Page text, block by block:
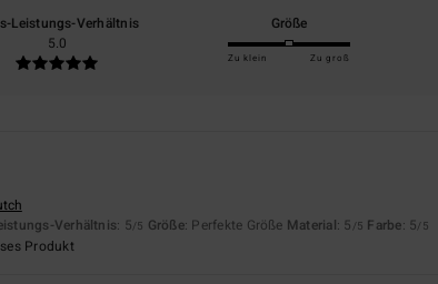
Leistungs-Verhältnis
5.0
Größe
Zu klein Zu groß
Verhältnis: 5/5 Größe: Perfekte Größe Material: 5 /5 Farbe: 5/5
Produkt